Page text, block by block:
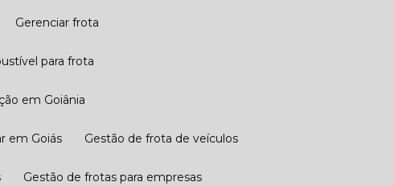
Gerenciar frota
para frota
em Goiânia
em Goiás Gestão de frota de veículos
Gestão de frotas para empresas